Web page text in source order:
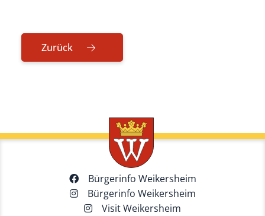
Zurück
Bürgerinfo Weikersheim
Bürgerinfo Weikersheim
Visit Weikersheim